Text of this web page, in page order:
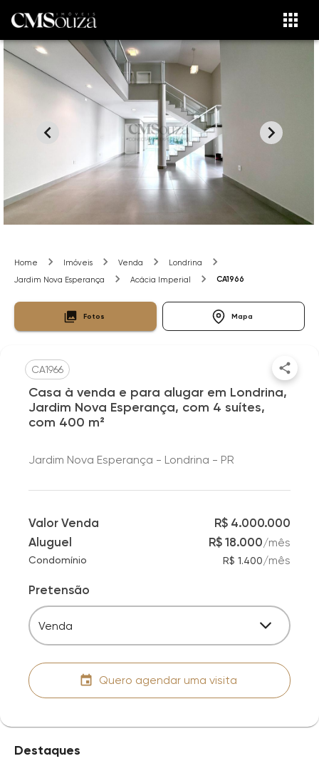
Home Imóveis Venda
Londrina
Jardim Nova Esperança
Acácia Imperial CA1966
Fotos Mapa
CA1966
Casa à venda e para alugar em Londrina,
Jardim Nova Esperança, com 4 suítes,
com 400 m²
Jardim Nova Esperança - Londrina - PR
Valor Venda
R$ 4.000.000
Aluguel
R$ 18.000/mês
Condomínio R$ 1.400/mês
Pretensão
Venda
Quero agendar uma visita
Destaques